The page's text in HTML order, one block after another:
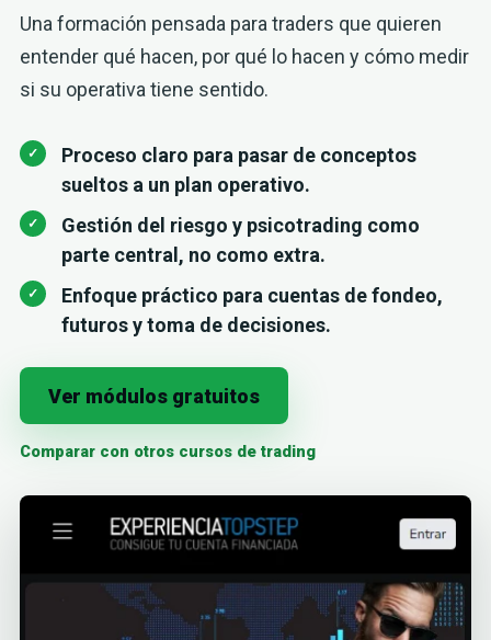
Una formación pensada para traders que quieren
entender qué hacen, por qué lo hacen y cómo medir
si su operativa tiene sentido.
Proceso claro para pasar de conceptos
sueltos a un plan operativo.
Gestión del riesgo y psicotrading como
parte central, no como extra.
Enfoque práctico para cuentas de fondeo,
futuros y toma de decisiones.
Ver módulos gratuitos
Comparar con otros cursos de trading